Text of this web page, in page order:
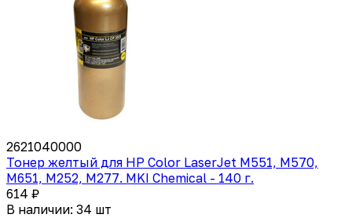
2621040000
Тонер желтый для HP Color LaserJet M551, M570,
M651, M252, M277. MKI Chemical - 140 г.
614 ₽
В наличии: 34 шт